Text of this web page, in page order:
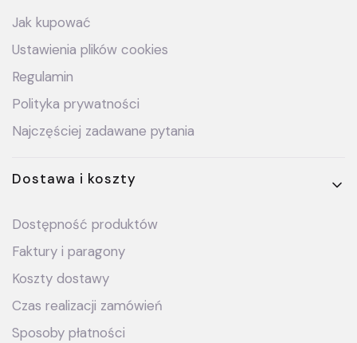
Jak kupować
Ustawienia plików cookies
Regulamin
Polityka prywatności
Najczęściej zadawane pytania
Dostawa i koszty
Dostępność produktów
Faktury i paragony
Koszty dostawy
Czas realizacji zamówień
Sposoby płatności